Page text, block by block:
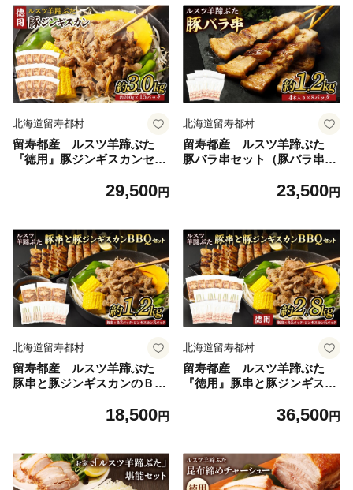
北海道留寿都村
留寿都産 ルスツ羊蹄ぶた
『徳用』豚ジンギスカンセッ
29,500円
北海道留寿都村
留寿都産 ルスツ羊蹄ぶた
豚バラ串セット（豚バラ串
23,500円
北海道留寿都村
留寿都産 ルスツ羊蹄ぶた
豚串と豚ジンギスカンのＢＢ
ね串・豚ジンギスカン【約1.
18,500円
北海道留寿都村
留寿都産 ルスツ羊蹄ぶた
『徳用』豚串と豚ジンギスカ
串・豚つくね串・豚ジンギス
36,500円